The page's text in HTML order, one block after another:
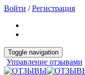
Войти /Регистрация
Toggle navigation
Управление отзывами